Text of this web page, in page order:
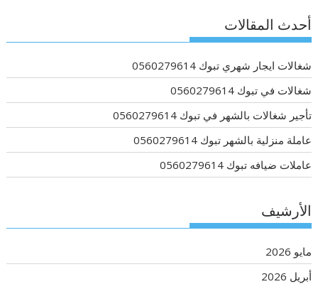
أحدث المقالات
شغالات ايجار شهري تبوك 0560279614
شغالات في تبوك 0560279614
تأجير شغالات بالشهر في تبوك 0560279614
عاملة منزلية بالشهر تبوك 0560279614
عاملات ضيافه تبوك 0560279614
الأرشيف
مايو 2026
أبريل 2026